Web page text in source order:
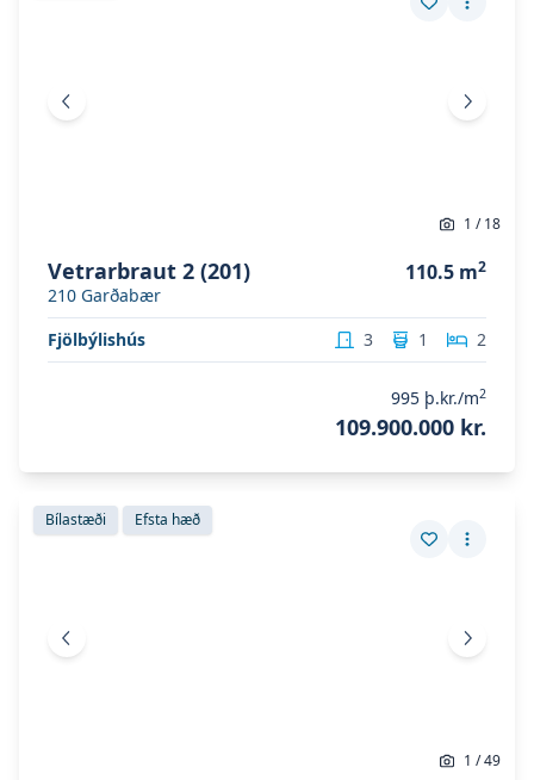
Vista eign
Fleiri
Fyrri mynd Næsta
1 /18
Vetrarbraut 2 (201)
210 Garðabær
110.5 m2
Fjölbýlishús 3 1 2
995 þ.kr./m2
109.900.000 kr.
Skoða eigninaVetrarbraut 2
Bílastæði Efsta hæð
Vista eign
Fleiri
Skoða eigninaVetrarbraut 2
Fyrri mynd Næsta
1 /49